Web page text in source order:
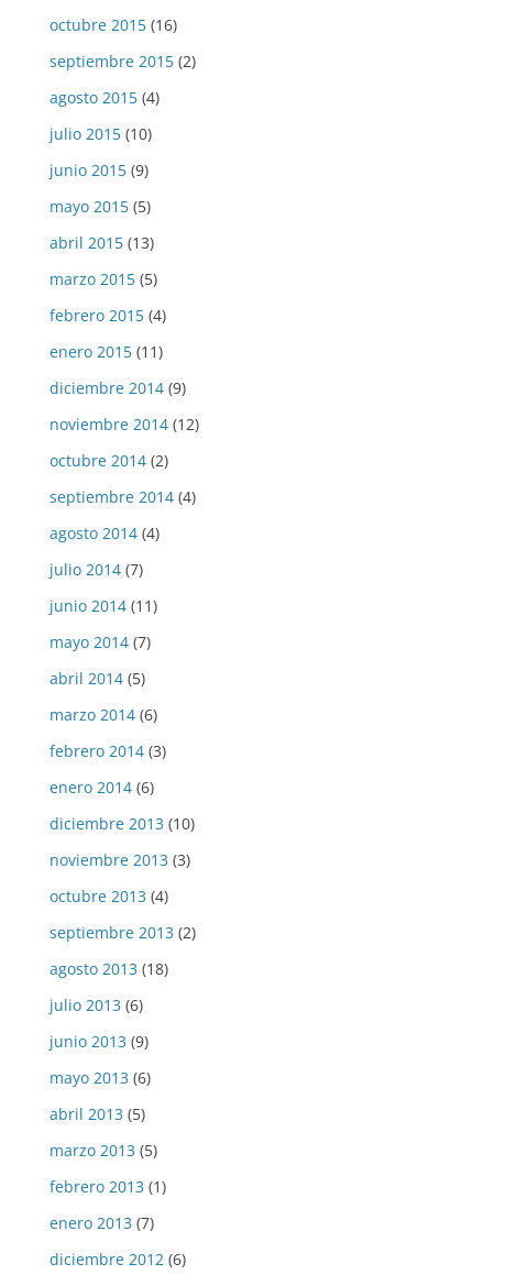
octubre 2015 (16)
septiembre 2015 (2)
agosto 2015 (4)
julio 2015 (10)
junio 2015 (9)
mayo 2015 (5)
abril 2015 (13)
marzo 2015 (5)
febrero 2015 (4)
enero 2015 (11)
diciembre 2014 (9)
noviembre 2014 (12)
octubre 2014 (2)
septiembre 2014 (4)
agosto 2014 (4)
julio 2014 (7)
junio 2014 (11)
mayo 2014 (7)
abril 2014 (5)
marzo 2014 (6)
febrero 2014 (3)
enero 2014 (6)
diciembre 2013 (10)
noviembre 2013 (3)
octubre 2013 (4)
septiembre 2013 (2)
agosto 2013 (18)
julio 2013 (6)
junio 2013 (9)
mayo 2013 (6)
abril 2013 (5)
marzo 2013 (5)
febrero 2013 (1)
enero 2013 (7)
diciembre 2012 (6)